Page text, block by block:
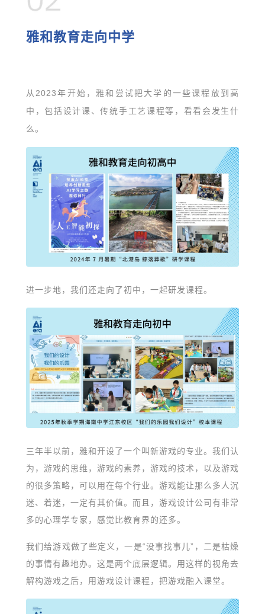
雅和教育走向中学
从 2023年开始，雅和尝试把大学的一些课程放到高
中，包括设计课、传统手工艺课程等，看看会发生什
么。
进一步地，我们还走向了初中，一起研发课程。
三年半以前，雅和开设了一个叫新游戏的专业。我们认
为，游戏的思维，游戏的素养，游戏的技术，以及游戏
的很多策略，可以用在每个行业。游戏能让那么多人沉
迷、着迷，一定有其价值。而且，游戏设计公司有非常
多的心理学专家，感觉比教育界的还多。
我们给游戏做了些定义，一是“没事找事儿”，二是枯燥
的事情有趣地办。这是两个底层逻辑。用这样的视角去
解构游戏之后，用游戏设计课程，把游戏融入课堂。